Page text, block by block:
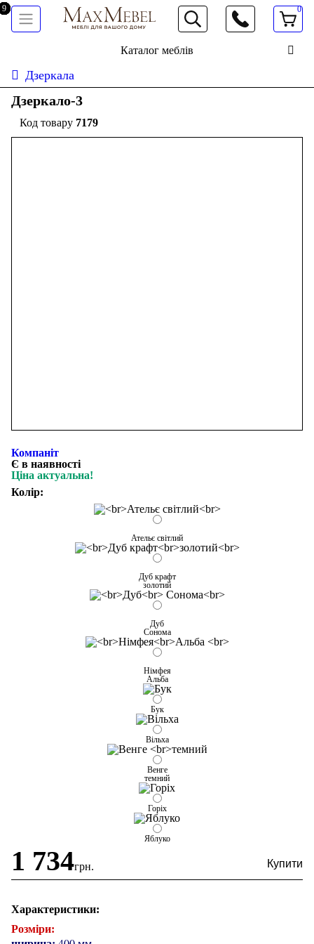
066 472 19 61
0
Каталог меблів
Дзеркала
Дзеркало-3
7179
Компаніт
Є в наявності
Ціна актуальна!
Колір:
Ательє світлий
Дуб крафт
золотий
Дуб
Сонома
Німфея
Альба
Бук
Вільха
Венге
темний
Горіх
Яблуко
1 734грн.
Характеристики:
Розміри: